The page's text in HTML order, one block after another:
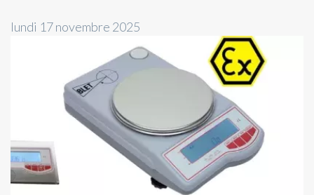
lundi 17 novembre 2025